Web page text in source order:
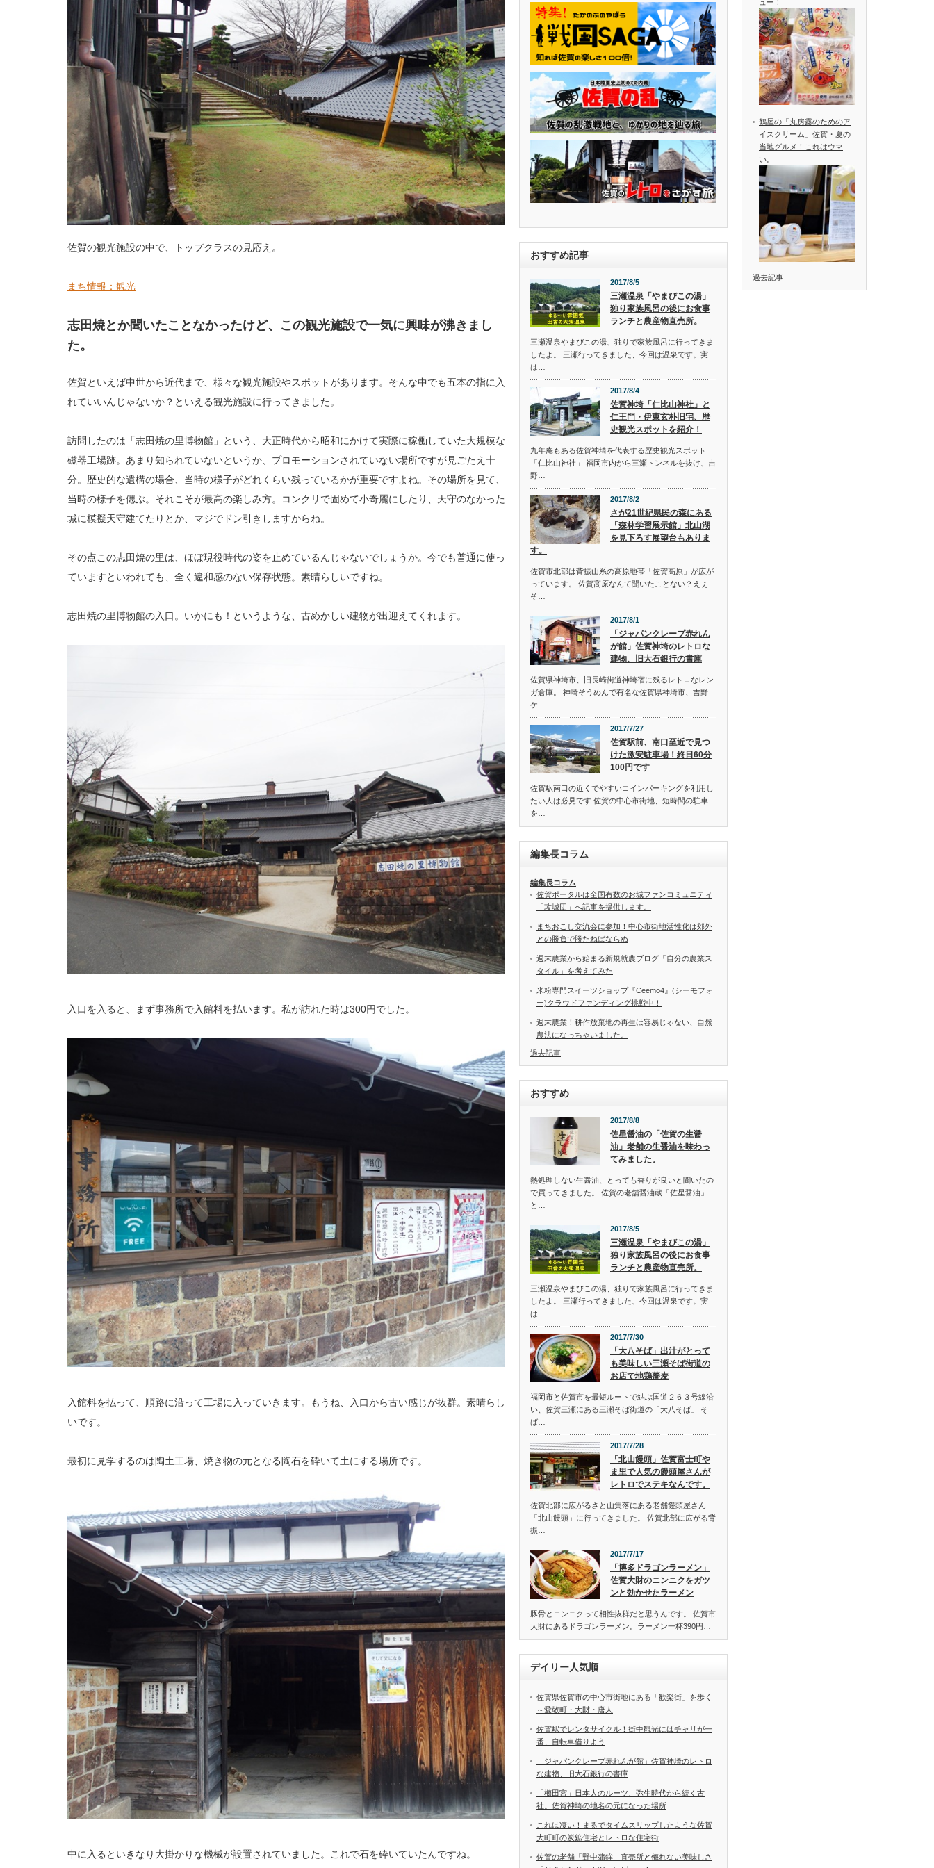
佐賀の観光施設の中で、トップクラスの見応え。
まち情報：観光
志田焼とか聞いたことなかったけど、この観光施設で一気に興味が沸きまし
た。
佐賀といえば中世から近代まで、様々な観光施設やスポットがあります。そんな中でも五本の指に入
れていいんじゃないか？といえる観光施設に行ってきました。
訪問したのは「志田焼の里博物館」という、大正時代から昭和にかけて実際に稼働していた大規模な
磁器工場跡。あまり知られていないというか、プロモーションされていない場所ですが見ごたえ十
分。歴史的な遺構の場合、当時の様子がどれくらい残っているかが重要ですよね。その場所を見て、
当時の様子を偲ぶ。それこそが最高の楽しみ方。コンクリで固めて小奇麗にしたり、天守のなかった
城に模擬天守建てたりとか、マジでドン引きしますからね。
その点この志田焼の里は、ほぼ現役時代の姿を止めているんじゃないでしょうか。今でも普通に使っ
ていますといわれても、全く違和感のない保存状態。素晴らしいですね。
志田焼の里博物館の入口。いかにも！というような、古めかしい建物が出迎えてくれます。
入口を入ると、まず事務所で入館料を払います。私が訪れた時は300円でした。
入館料を払って、順路に沿って工場に入っていきます。もうね、入口から古い感じが抜群。素晴らし
いです。
最初に見学するのは陶土工場、焼き物の元となる陶石を砕いて土にする場所です。
中に入るといきなり大掛かりな機械が設置されていました。これで石を砕いていたんですね。
おすすめ記事
2017/8/5
三瀬温泉「やまびこの湯」
独り家族風呂の後にお食事
ランチと農産物直売所。
三瀬温泉やまびこの湯、独りで家族風呂に行ってきま
したよ。 三瀬行ってきました、今回は温泉です。実
は…
2017/8/4
佐賀神埼「仁比山神社」と
仁王門・伊東玄朴旧宅、歴
史観光スポットを紹介！
九年庵もある佐賀神埼を代表する歴史観光スポット
「仁比山神社」 福岡市内から三瀬トンネルを抜け、吉
野…
2017/8/2
さが21世紀県民の森にある
「森林学習展示館」北山湖
を見下ろす展望台もありま
す。
佐賀市北部は背振山系の高原地帯「佐賀高原」が広が
っています。 佐賀高原なんて聞いたことない？えぇ
そ…
2017/8/1
「ジャパンクレープ赤れん
が館」佐賀神埼のレトロな
建物、旧大石銀行の書庫
佐賀県神埼市、旧長崎街道神埼宿に残るレトロなレン
ガ倉庫。 神埼そうめんで有名な佐賀県神埼市、吉野
ケ…
2017/7/27
佐賀駅前、南口至近で見つ
けた激安駐車場！終日60分
100円です
佐賀駅南口の近くでやすいコインパーキングを利用し
たい人は必見です 佐賀の中心市街地、短時間の駐車
を…
編集長コラム
編集長コラム
佐賀ポータルは全国有数のお城ファンコミュニティ
「攻城団」へ記事を提供します。
まちおこし交流会に参加！中心市街地活性化は郊外
との勝負で勝たねばならぬ
週末農業から始まる新規就農ブログ「自分の農業ス
タイル」を考えてみた
米粉専門スイーツショップ『Ceemo4』(シーモフォ
ー)クラウドファンディング挑戦中！
週末農業！耕作放棄地の再生は容易じゃない、自然
農法になっちゃいました。
過去記事
おすすめ
2017/8/8
佐星醤油の「佐賀の生醤
油」老舗の生醤油を味わっ
てみました。
熱処理しない生醤油、とっても香りが良いと聞いたの
で買ってきました。 佐賀の老舗醤油蔵「佐星醤油」
と…
2017/8/5
三瀬温泉「やまびこの湯」
独り家族風呂の後にお食事
ランチと農産物直売所。
三瀬温泉やまびこの湯、独りで家族風呂に行ってきま
したよ。 三瀬行ってきました、今回は温泉です。実
は…
2017/7/30
「大八そば」出汁がとって
も美味しい三瀬そば街道の
お店で地鶏蕎麦
福岡市と佐賀市を最短ルートで結ぶ国道２６３号線沿
い、佐賀三瀬にある三瀬そば街道の「大八そば」 そ
ば…
2017/7/28
「北山饅頭」佐賀富士町や
ま里で人気の饅頭屋さんが
レトロでステキなんです。
佐賀北部に広がるさと山集落にある老舗饅頭屋さん
「北山饅頭」に行ってきました。 佐賀北部に広がる背
振…
2017/7/17
「博多ドラゴンラーメン」
佐賀大財のニンニクをガツ
ンと効かせたラーメン
豚骨とニンニクって相性抜群だと思うんです。 佐賀市
大財にあるドラゴンラーメン。ラーメン一杯390円…
デイリー人気順
佐賀県佐賀市の中心市街地にある「歓楽街」を歩く
～愛敬町・大財・唐人
佐賀駅でレンタサイクル！街中観光にはチャリが一
番、自転車借りよう
「ジャパンクレープ赤れんが館」佐賀神埼のレトロ
な建物、旧大石銀行の書庫
「櫛田宮」日本人のルーツ、弥生時代から続く古
社。佐賀神埼の地名の元になった場所
これは凄い！まるでタイムスリップしたような佐賀
大町町の炭鉱住宅とレトロな住宅街
佐賀の老舗「野中蒲鉾」直売所と侮れない美味しさ
ュー！
鶴屋の「丸房露のためのア
イスクリーム」佐賀・夏の
当地グルメ！これはウマ
い。
過去記事